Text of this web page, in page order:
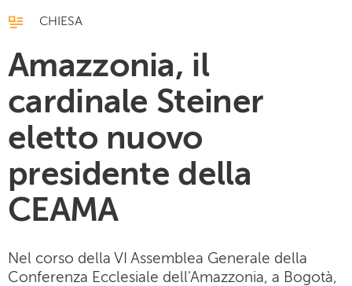
CHIESA
Amazzonia, il
cardinale Steiner
eletto nuovo
presidente della
CEAMA
Nel corso della VI Assemblea Generale della
Conferenza Ecclesiale dell'Amazzonia, a Bogotà,